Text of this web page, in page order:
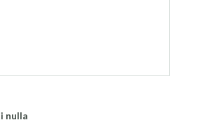
nulla